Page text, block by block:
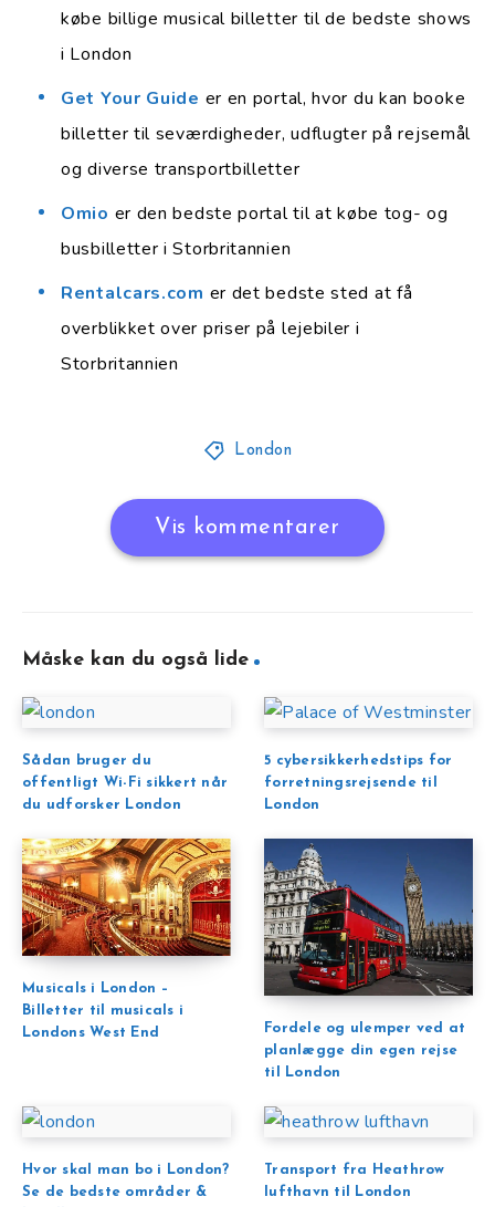
købe billige musical billetter til de bedste shows
i London
Get Your Guide er en portal, hvor du kan booke
billetter til seværdigheder, udflugter på rejsemål
og diverse transportbilletter
Omio er den bedste portal til at købe tog- og
busbilletter i Storbritannien
Rentalcars.com er det bedste sted at få
overblikket over priser på lejebiler i
Storbritannien
London
Vis kommentarer
Måske kan du også lide
Sådan bruger du
offentligt Wi-Fi sikkert når
du udforsker London
5 cybersikkerhedstips for
forretningsrejsende til
London
Musicals i London –
Billetter til musicals i
Londons West End
Fordele og ulemper ved at
planlægge din egen rejse
til London
Hvor skal man bo i London?
Se de bedste områder &
Transport fra Heathrow
lufthavn til London